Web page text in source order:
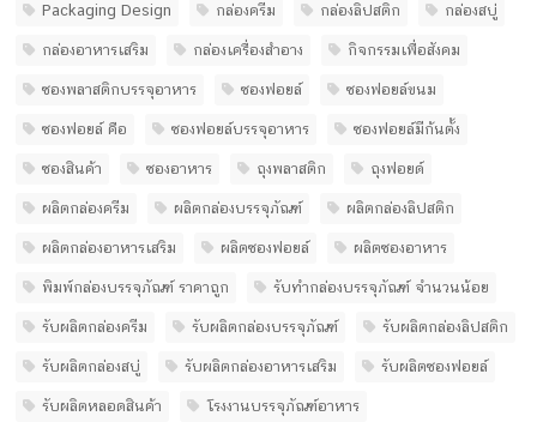
Packaging Design กล่องครีม กล่องลิปสติก กล่องสบู่
กล่องอาหารเสริม กล่องเครื่องสำอาง กิจกรรมเพื่อสังคม
ซองพลาสติกบรรจุอาหาร ซองฟอยล์ ซองฟอยล์ขนม
ซองฟอยล์ คือ ซองฟอยล์บรรจุอาหาร ซองฟอยล์มีก้นตั้ง
ซองสินค้า ซองอาหาร ถุงพลาสติก ถุงฟอยด์
ผลิตกล่องครีม ผลิตกล่องบรรจุภัณฑ์ ผลิตกล่องลิปสติก
ผลิตกล่องอาหารเสริม ผลิตซองฟอยล์ ผลิตซองอาหาร
พิมพ์กล่องบรรจุภัณฑ์ ราคาถูก รับทํากล่องบรรจุภัณฑ์ จํานวนน้อย
รับผลิตกล่องครีม รับผลิตกล่องบรรจุภัณฑ์ รับผลิตกล่องลิปสติก
รับผลิตกล่องสบู่ รับผลิตกล่องอาหารเสริม รับผลิตซองฟอยล์
รับผลิตหลอดสินค้า โรงงานบรรจุภัณฑ์อาหาร